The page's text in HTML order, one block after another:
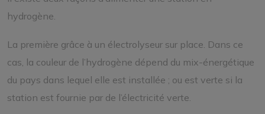
hydrogène.
La première grâce à un électrolyseur sur place. Dans ce
cas, la couleur de l’hydrogène dépend du mix-énergétique
du pays dans lequel elle est installée ; ou est verte si la
station est fournie par de l’électricité verte.